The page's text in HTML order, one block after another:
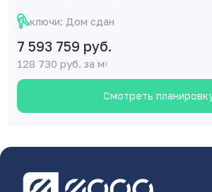
ключи: Дом сдан
7 593 759 руб.
128 730 руб. за м2
Смотреть